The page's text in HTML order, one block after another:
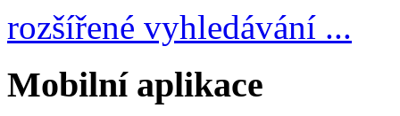
rozšířené vyhledávání ...
Mobilní aplikace